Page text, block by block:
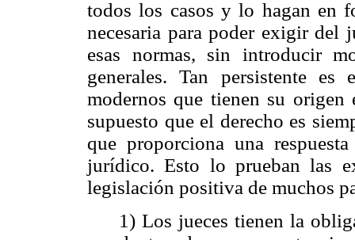
todos los casos y lo hagan en
necesaria para poder exigir del
esas normas, sin introducir
generales. Tan persistente
modernos que tienen su
supuesto que el derecho es
que proporciona una
jurídico. Esto lo prueban las
legislación positiva de muchos
1) Los jueces tienen la